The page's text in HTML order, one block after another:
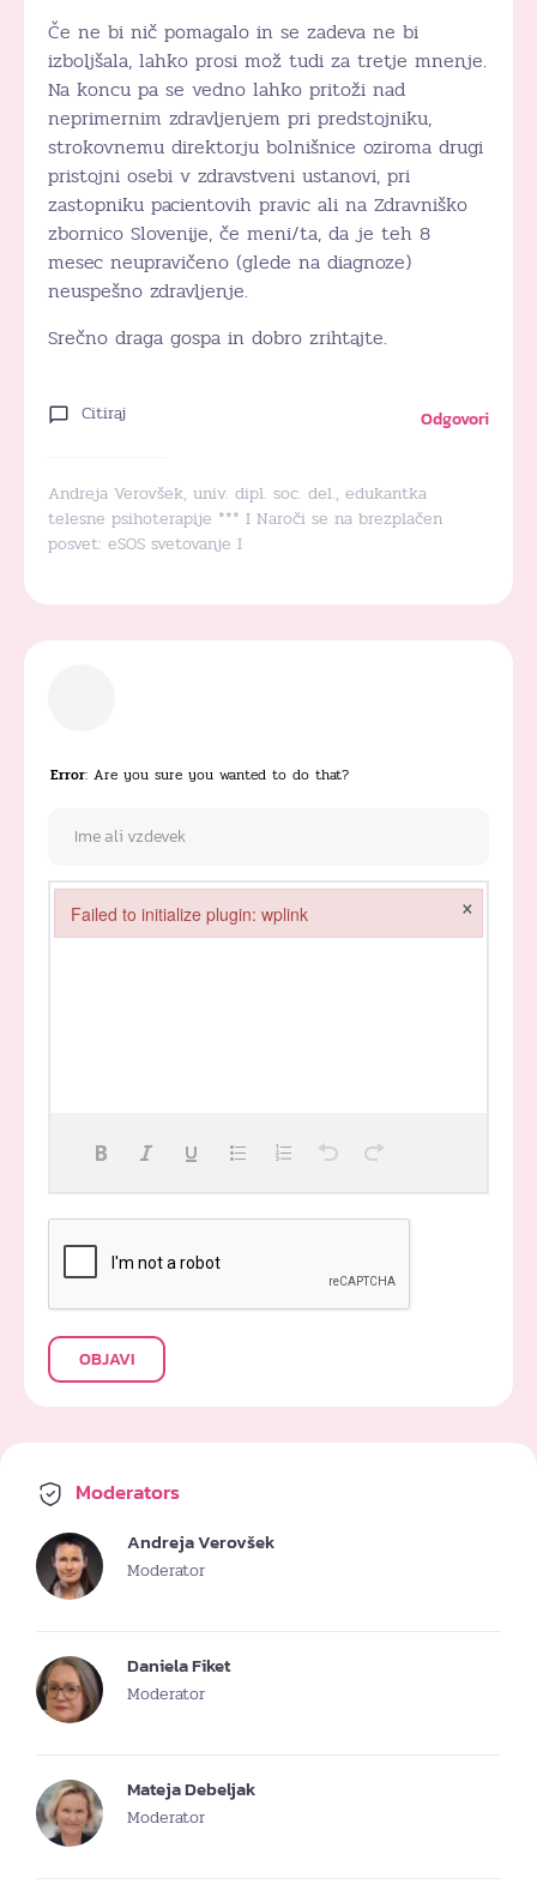
Če ne bi nič pomagalo in se zadeva ne bi
izboljšala, lahko prosi mož tudi za tretje mnenje.
Na koncu pa se vedno lahko pritoži nad
neprimernim zdravljenjem pri predstojniku,
strokovnemu direktorju bolnišnice oziroma drugi
pristojni osebi v zdravstveni ustanovi, pri
zastopniku pacientovih pravic ali na Zdravniško
zbornico Slovenije, če meni/ta, da je teh 8
mesec neupravičeno (glede na diagnoze)
neuspešno zdravljenje.
Srečno draga gospa in dobro zrihtajte.
Citiraj Odgovori
Andreja Verovšek, univ. dipl. soc. del., edukantka
telesne psihoterapije *** I Naroči se na brezplačen
posvet: eSOS svetovanje I
Error: Are you sure you wanted to do that?
OBJAVI
Moderators
Andreja Verovšek
Moderator
Daniela Fiket
Moderator
Mateja Debeljak
Moderator
Failed to initialize plugin: wplink ×
Failed to initialize plugin: wplink